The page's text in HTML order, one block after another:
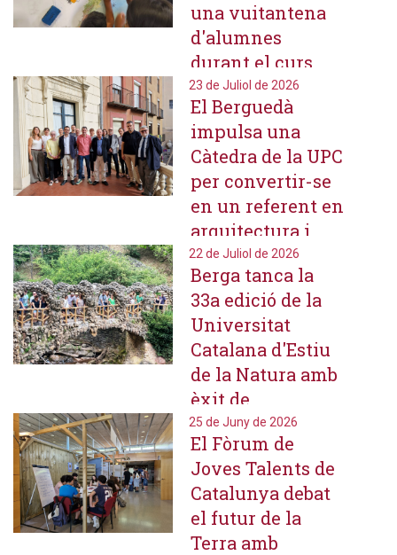
una vuitantena
d'alumnes
durant el curs
escolar i l'estiu
23 de Juliol de 2026
El Berguedà
impulsa una
Càtedra de la UPC
per convertir-se
en un referent en
arquitectura i
construcció en
fusta
22 de Juliol de 2026
Berga tanca la
33a edició de la
Universitat
Catalana d'Estiu
de la Natura amb
èxit de
participació,
apostant per
Gaudí i la
sostenibilitat
25 de Juny de 2026
El Fòrum de
Joves Talents de
Catalunya debat
el futur de la
Terra amb